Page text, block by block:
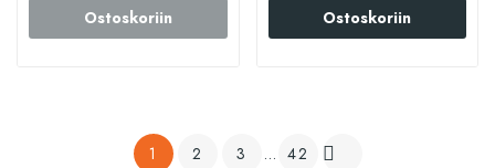
Ostoskoriin Ostoskoriin
1 2 3 … 42 